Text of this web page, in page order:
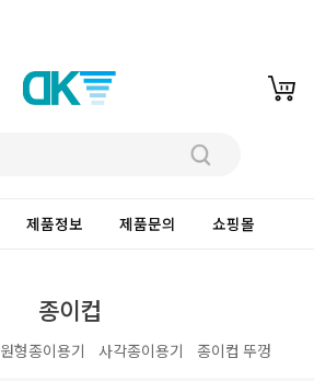
제품정보 제품문의 쇼핑몰
종이컵
원형종이용기 사각종이용기 종이컵 뚜껑